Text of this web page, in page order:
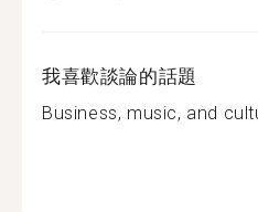
我喜歡談論的話題
Business, music, and